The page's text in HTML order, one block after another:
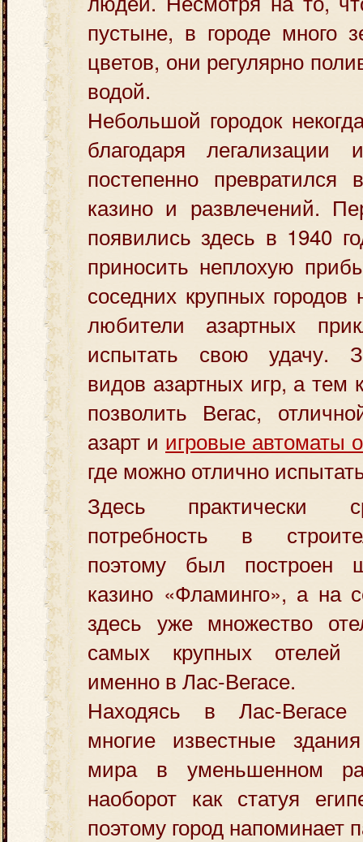
пустыне, в городе много
цветов, они регулярно
водой.
Небольшой городок
благодаря легализации
постепенно
казино и развлечений.
появились здесь в 1940
приносить неплохую
соседних крупных городов
любители азартных
испытать свою удачу.
видов азартных игр, а тем
позволить Вегас,
азарт и игровые автоматы
где можно отлично
Здесь практически
потребность в
поэтому был построен
казино «Фламинго», а на
здесь уже множество
самых крупных отелей
именно в Лас-Вегасе.
Находясь в Лас-
многие известные
мира в уменьшенном
наоборот как статуя
поэтому город напоминает